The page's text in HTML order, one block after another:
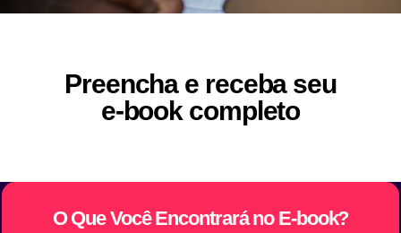
Preencha e receba seu
e-book completo
O Que Você Encontrará no E-book?